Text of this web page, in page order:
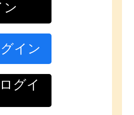
ン
イン
グイ